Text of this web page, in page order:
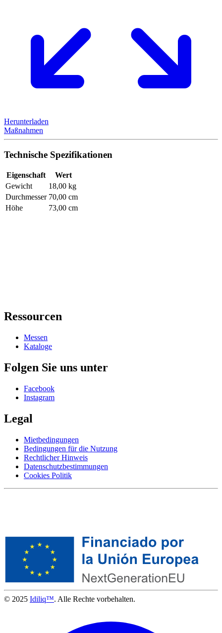
Herunterladen
Maßnahmen
Technische Spezifikationen
Eigenschaft
Wert
Gewicht
18,00 kg
Durchmesser 70,00 cm
Höhe
73,00 cm
Ressourcen
Messen
Kataloge
Folgen Sie uns unter
Facebook
Instagram
Legal
Mietbedingungen
Bedingungen für die Nutzung
Rechtlicher Hinweis
Datenschutzbestimmungen
Cookies Politik
© 2025 Idiliq™. Alle Rechte vorbehalten.